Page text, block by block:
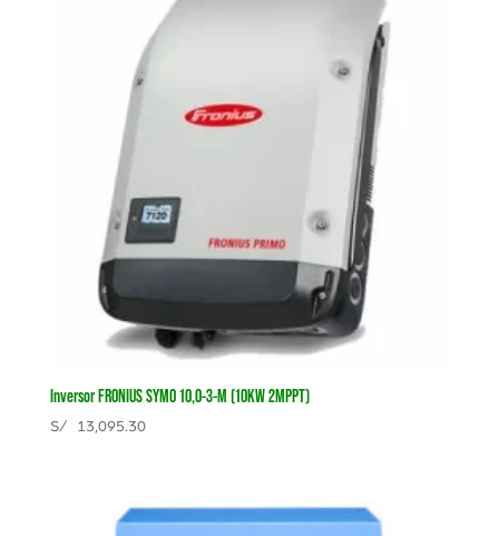
Inversor FRONIUS SYMO 10,0-3-M (10KW 2MPPT)
S/13,095.30